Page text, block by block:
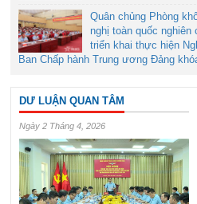
Quân chủng Phòng
nghị toàn quốc
triển khai thực hiện
Ban Chấp hành Trung ương Đảng
DƯ LUẬN QUAN TÂM
Ngày 2 Tháng 4, 2026